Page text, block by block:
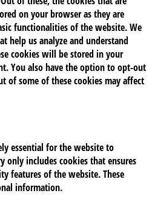
on your browser as they are
functionalities of the website. We
help us analyze and understand
cookies will be stored in your
You also have the option to opt-out
of some of these cookies may affect
essential for the website to
only includes cookies that ensures
features of the website. These
information.